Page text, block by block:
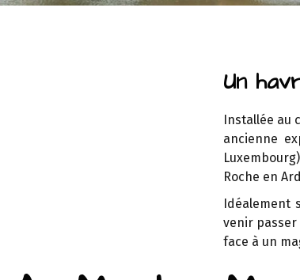
Un
Installée au
ancienne
Roche en
Idéalement
venir passer
face à un